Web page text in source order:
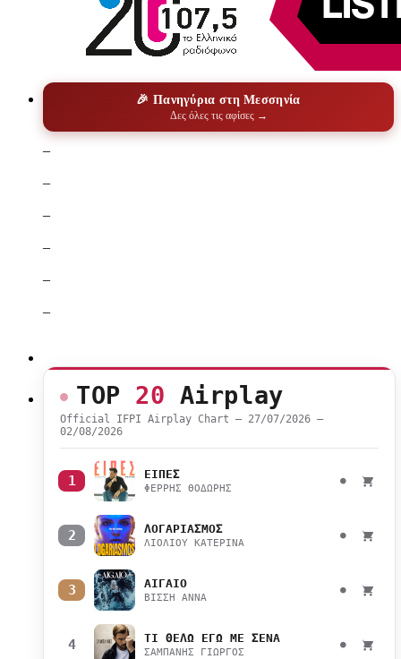
🎉 Πανηγύρια στη Μεσσηνία
Δες όλες τις αφίσες →
–
–
–
–
–
–
TOP 20 Airplay
Official IFPI Airplay Chart — 27/07/2026 –
02/08/2026
1 ΕΙΠΕΣ
ΦΕΡΡΗΣ ΘΟΔΩΡΗΣ
●
2 ΛΟΓΑΡΙΑΣΜΟΣ
ΛΙΟΛΙΟΥ ΚΑΤΕΡΙΝΑ
●
3 ΑΙΓΑΙΟ
ΒΙΣΣΗ ΑΝΝΑ
●
4 ΤΙ ΘΕΛΩ ΕΓΩ ΜΕ ΣΕΝΑ
ΣΑΜΠΑΝΗΣ ΓΙΩΡΓΟΣ
●